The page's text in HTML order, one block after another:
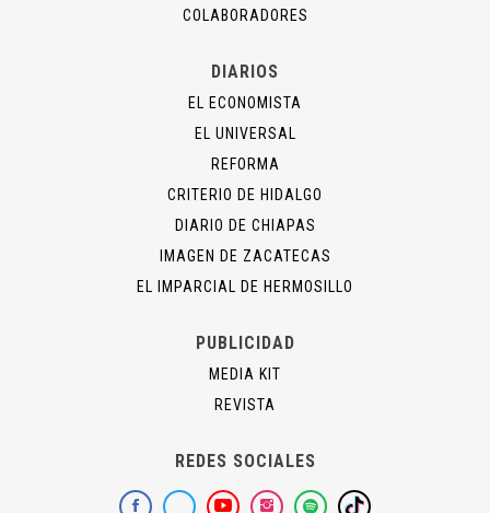
COLABORADORES
DIARIOS
EL ECONOMISTA
EL UNIVERSAL
REFORMA
CRITERIO DE HIDALGO
DIARIO DE CHIAPAS
IMAGEN DE ZACATECAS
EL IMPARCIAL DE HERMOSILLO
PUBLICIDAD
MEDIA KIT
REVISTA
REDES SOCIALES